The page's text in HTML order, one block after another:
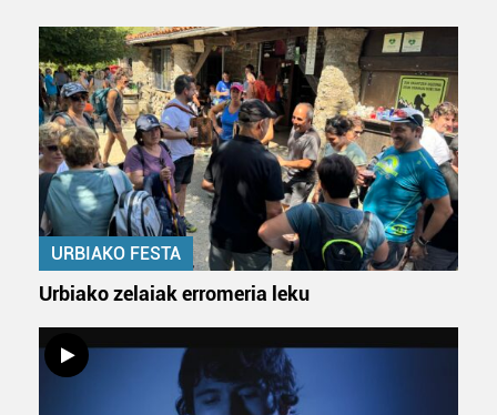
URBIAKO FESTA
Urbiako zelaiak erromeria leku